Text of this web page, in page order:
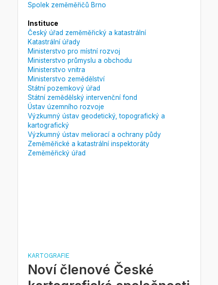
Spolek zeměměřičů Brno
Instituce
Český úřad zeměměřický a katastrální
Katastrální úřady
Ministerstvo pro místní rozvoj
Ministerstvo průmyslu a obchodu
Ministerstvo vnitra
Ministerstvo zemědělství
Státní pozemkový úřad
Státní zemědělský intervenční fond
Ústav územního rozvoje
Výzkumný ústav geodetický, topografický a
kartografický
Výzkumný ústav meliorací a ochrany půdy
Zeměměřické a katastrální inspektoráty
Zeměměřický úřad
KARTOGRAFIE
Noví členové České